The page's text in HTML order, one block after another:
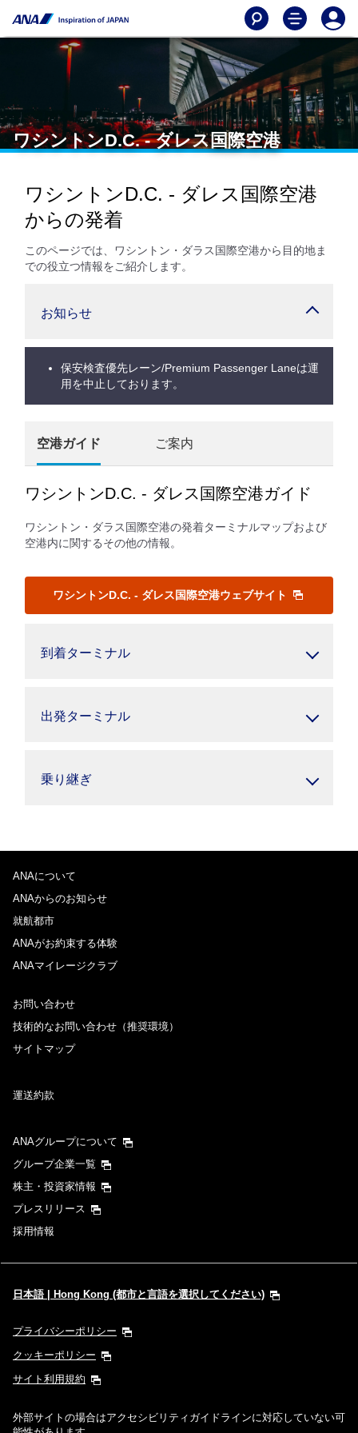
ワシントンD.C. - ダレス国際空港
ワシントンD.C. - ダレス国際空港
からの発着
このページでは、ワシントン・ダラス国際空港から目的地ま
での役立つ情報をご紹介します。
お知らせ
保安検査優先レーン/Premium Passenger Laneは運
用を中止しております。
空港ガイド ご案内
ワシントンD.C. - ダレス国際空港ガイド
ワシントン・ダラス国際空港の発着ターミナルマップおよび
空港内に関するその他の情報。
ワシントンD.C. - ダレス国際空港ウェブサイト
到着ターミナル
出発ターミナル
乗り継ぎ
ANAについて
ANAからのお知らせ
就航都市
ANAがお約束する体験
ANAマイレージクラブ
お問い合わせ
技術的なお問い合わせ（推奨環境）
サイトマップ
運送約款
ANAグループについて
グループ企業一覧
株主・投資家情報
プレスリリース
採用情報
日本語 | Hong Kong (都市と言語を選択してください)
プライバシーポリシー
クッキーポリシー
サイト利用規約
外部サイトの場合はアクセシビリティガイドラインに対応していない可